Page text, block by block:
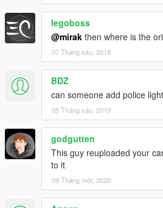
legoboss
@mirak then where is the
07 Tháng sáu, 2018
BDZ
can someone add police
05 Tháng sáu, 2019
godgutten
This guy reuploaded your
to it
09 Tháng một, 2020